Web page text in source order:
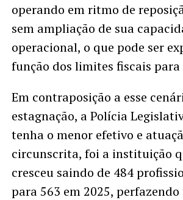
operando em ritmo de
sem ampliação de sua
operacional, o que pode ser
função dos limites fiscais para
Em contraposição a esse
estagnação, a Polícia
tenha o menor efetivo e
circunscrita, foi a instituição
cresceu saindo de 484
para 563 em 2025,